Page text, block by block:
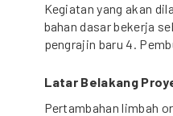
Kegiatan yang akan
bahan dasar bekerja
pengrajin baru 4.
Latar Belakang
Pertambahan limbah